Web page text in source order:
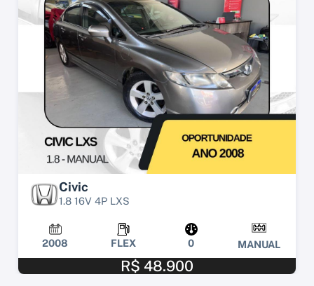
Civic
1.8 16V 4P LXS
2008 FLEX 0 MANUAL
R$ 48.900